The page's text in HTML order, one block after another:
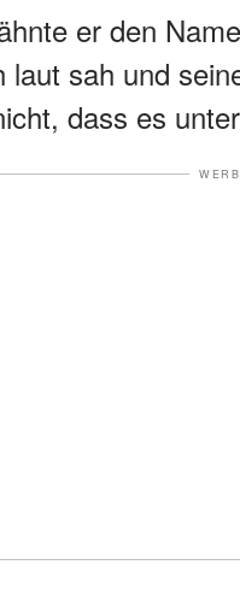
er den
laut sah und
dass es